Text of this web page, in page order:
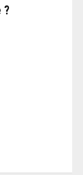
?